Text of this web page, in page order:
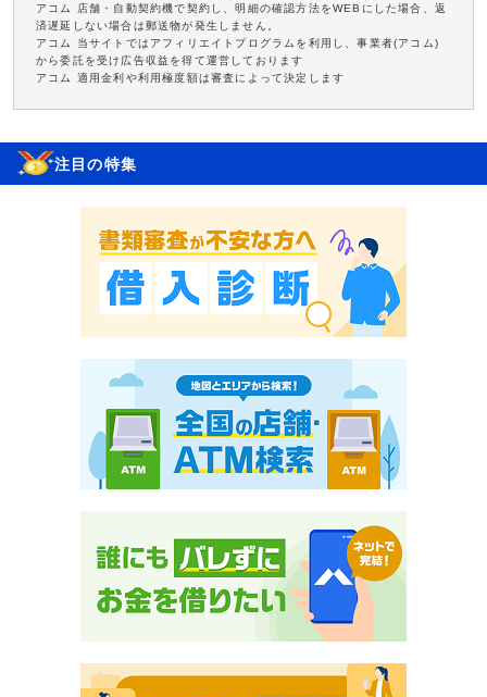
アコム 店舗・自動契約機で契約し、明細の確認方法をWEBにした場合、返
済遅延しない場合は郵送物が発生しません。
アコム 当サイトではアフィリエイトプログラムを利用し、事業者(アコム)
から委託を受け広告収益を得て運営しております
アコム 適用金利や利用極度額は審査によって決定します
注目の特集